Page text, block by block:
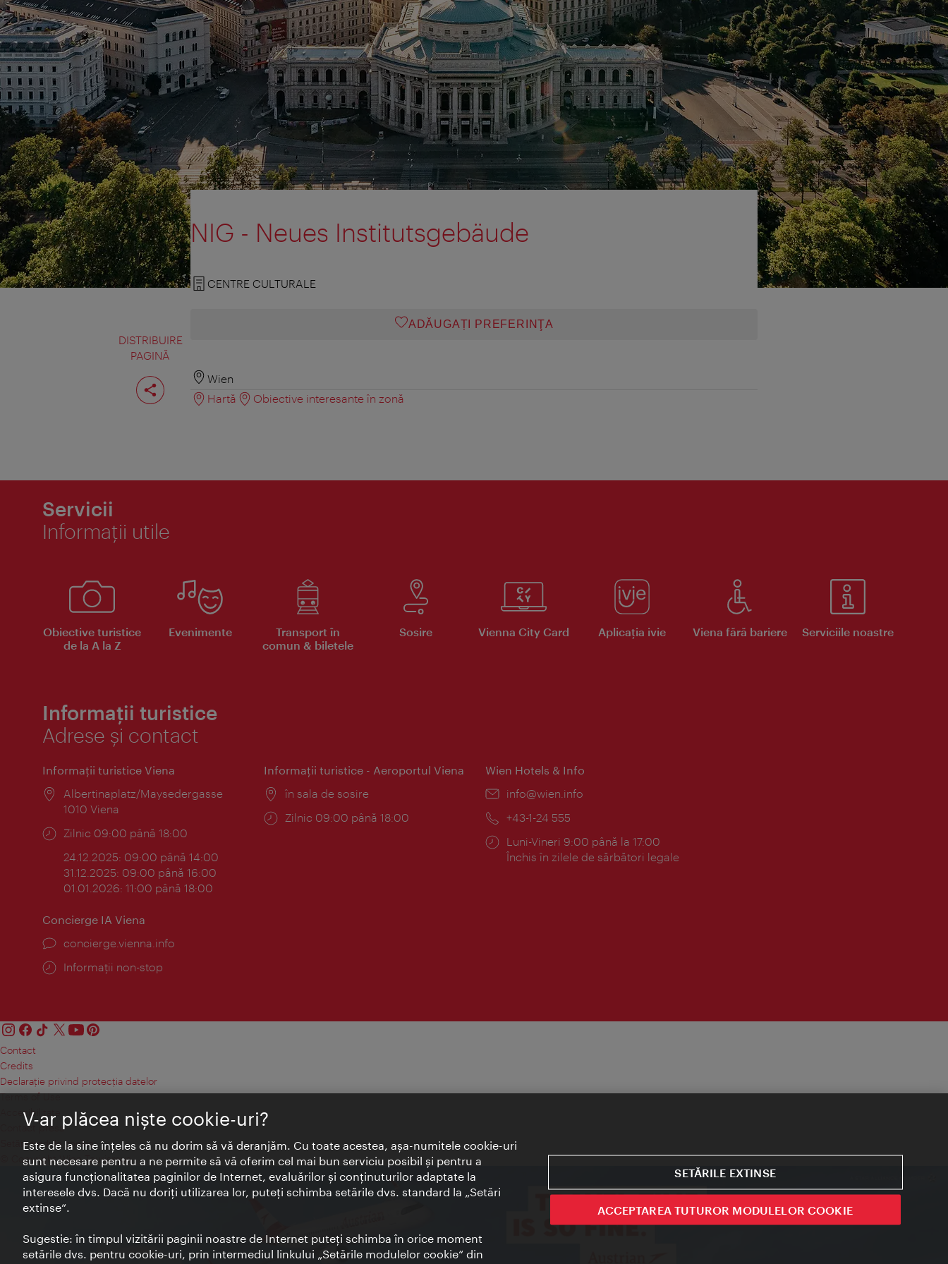
DISTRIBUIRE
PAGINĂ
Distribuiţi
pagina
NIG - Neues Institutsgebäude
CENTRE CULTURALE
ADĂUGAȚI PREFERINŢA
Wien
Hartă
Obiective interesante în zonă
Servicii
Informaţii utile
Obiective turistice
de la A la Z
Evenimente
Transport în
comun & biletele
Sosire Vienna City Card Aplicaţia ivie Viena fără bariere Serviciile noastre
Informații turistice
Adrese și contact
Informaţii turistice Viena
Locul:
Albertinaplatz/Maysedergasse
1010 Viena
Program:
Zilnic 09:00 până 18:00
24.12.2025: 09:00 până 14:00
31.12.2025: 09:00 până 16:00
01.01.2026: 11:00 până 18:00
Informaţii turistice - Aeroportul Viena
Locul:
în sala de sosire
Program:
Zilnic 09:00 până 18:00
Wien Hotels & Info
E-
info@wien.info
Telefon:
+43-1-24 555
Program:
Luni-Vineri 9:00 până la 17:00
Închis în zilele de sărbători legale
Concierge IA Viena
concierge.vienna.info
Informații non-stop
Contact
Credits
Declaraţie privind protecţia datelor
Terms of Use
Accesibilitate
Contact presa
Setări module cookie
© Copyright Wien Tourismus
V-ar plăcea nişte cookie-uri?
Este de la sine înţeles că nu dorim să vă deranjăm. Cu toate acestea, aşa-numitele cookie-uri
sunt necesare pentru a ne permite să vă oferim cel mai bun serviciu posibil şi pentru a
asigura funcţionalitatea paginilor de Internet, evaluărilor şi conţinuturilor adaptate la
interesele dvs. Dacă nu doriţi utilizarea lor, puteţi schimba setările dvs. standard la „Setări
extinse“.
Sugestie: în timpul vizitării paginii noastre de Internet puteţi schimba în orice moment
setările dvs. pentru cookie-uri, prin intermediul linkului „Setările modulelor cookie“ din
SETĂRILE EXTINSE
ACCEPTAREA TUTUROR MODULELOR COOKIE